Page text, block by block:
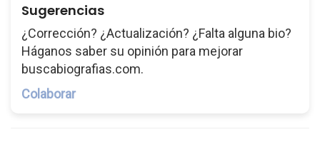
Sugerencias
¿Corrección? ¿Actualización? ¿Falta alguna bio?
Háganos saber su opinión para mejorar
buscabiografias.com.
Colaborar